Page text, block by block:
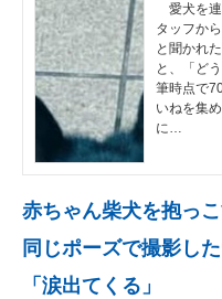
愛犬を連
タッフか
と聞かれ
と、「ど
筆時点で
いねを集
に…
赤ちゃん柴犬を抱
同じポーズで撮影し
「涙出てくる」